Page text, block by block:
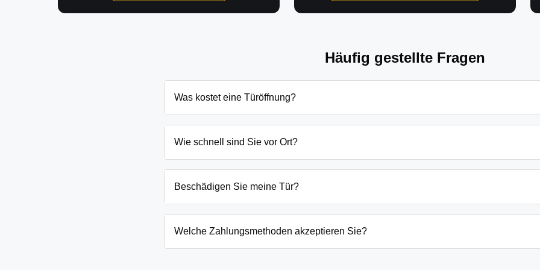
Häufig gestellte Fragen
Was kostet eine Türöffnung?
Schließanlage. Grundsätzlich beginnen unsere Preise bei 69€ tagsüber für einfache
Wie schnell sind Sie vor Ort?
eingesperrten Kindern oder laufenden Gefahrenquellen auch schneller.
Beschädigen Sie meine Tür?
absoluten Ausnahmefällen, wenn keine andere Möglichkeit besteht, müssen wir das
Welche Zahlungsmethoden akzeptieren Sie?